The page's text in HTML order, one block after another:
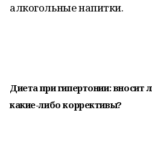
алкогольные напитки.
Диета при гипертонии: вносит
какие-либокоррективы?